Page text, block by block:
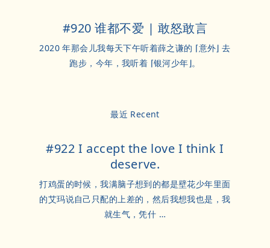
最近 Recent
#922 I accept the love I think I
deserve.
打鸡蛋的时候，我满脑子想到的都是壁花少年里面
的艾玛说自己只配的上差的，然后我想我也是，我
就生气，凭什 …
#920 谁都不爱 | 敢怒敢言
2020 年那会儿我每天下午听着薛之谦的 ⌈意外⌋ 去
跑步，今年，我听着 ⌈银河少年⌋。